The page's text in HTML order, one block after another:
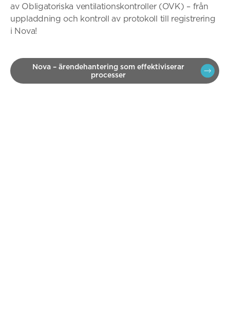
av Obligatoriska ventilationskontroller (OVK) – från
uppladdning och kontroll av protokoll till registrering
i Nova!
Nova – ärendehantering som effektiviserar
processer